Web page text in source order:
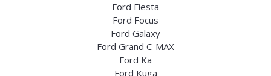
Ford Fiesta
Ford Focus
Ford Galaxy
Ford Grand C-MAX
Ford Ka
Ford Kuga